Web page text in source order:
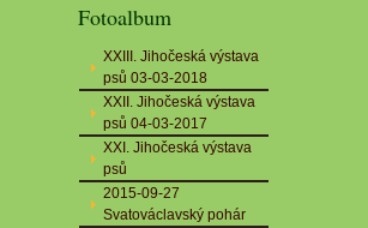
Fotoalbum
XXIII. Jihočeská výstava
psů 03-03-2018
XXII. Jihočeská výstava
psů 04-03-2017
XXI. Jihočeská výstava
psů
2015-09-27
Svatováclavský pohár